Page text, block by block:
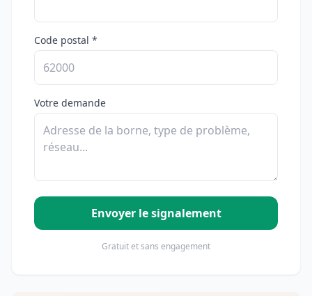
Code postal *
Votre demande
Envoyer le signalement
Gratuit et sans engagement